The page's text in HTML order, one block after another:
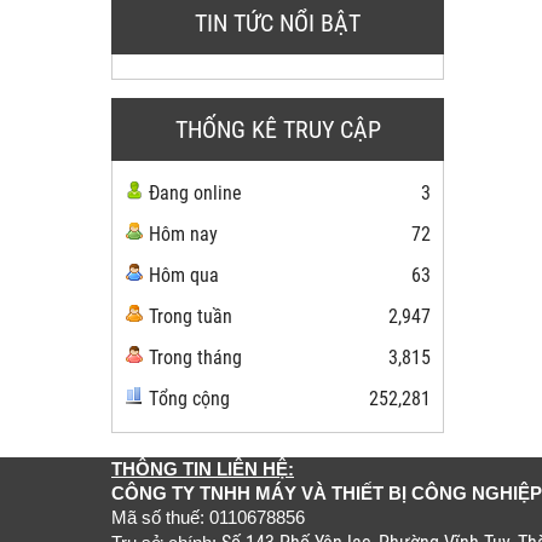
TIN TỨC NỔI BẬT
THỐNG KÊ TRUY CẬP
Đang online
3
Hôm nay
72
Hôm qua
63
Trong tuần
2,947
Trong tháng
3,815
Tổng cộng
252,281
THÔNG TIN LIÊN HỆ:
CÔNG TY TNHH MÁY VÀ THIẾT BỊ CÔNG
Mã số thuế: 0110678856